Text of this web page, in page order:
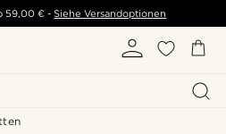
59,00 € - Siehe Versandoptionen